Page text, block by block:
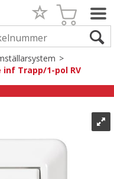
>
inf Trapp/1-pol RV